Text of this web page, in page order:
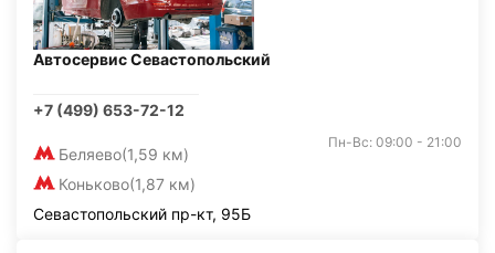
Автосервис Севастопольский
+7 (499) 653-72-12
Беляево(1,59 км)
Коньково(1,87 км)
Пн-Вс: 09:00 - 21:00
Севастопольский пр-кт, 95Б